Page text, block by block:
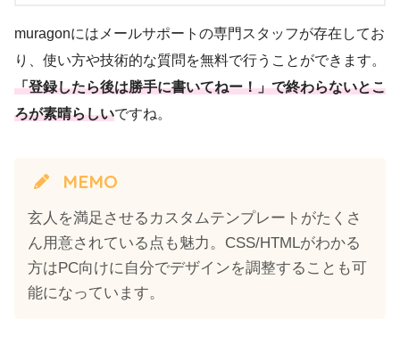
muragonにはメールサポートの専門スタッフが存在してお
り、使い方や技術的な質問を無料で行うことができます。
「登録したら後は勝手に書いてねー！」で終わらないとこ
ろが素晴らしいですね。
MEMO
玄人を満足させるカスタムテンプレートがたくさ
ん用意されている点も魅力。CSS/HTMLがわかる
方はPC向けに自分でデザインを調整することも可
能になっています。